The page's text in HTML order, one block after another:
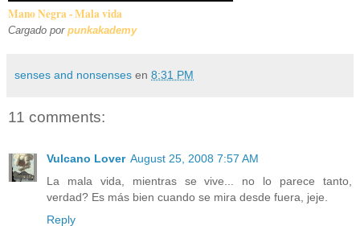
Mano Negra - Mala vida
Cargado por punkakademy
senses and nonsenses en 8:31 PM
11 comments:
Vulcano Lover August 25, 2008 7:57 AM
La mala vida, mientras se vive... no lo parece tanto,
verdad? Es más bien cuando se mira desde fuera, jeje.
Reply